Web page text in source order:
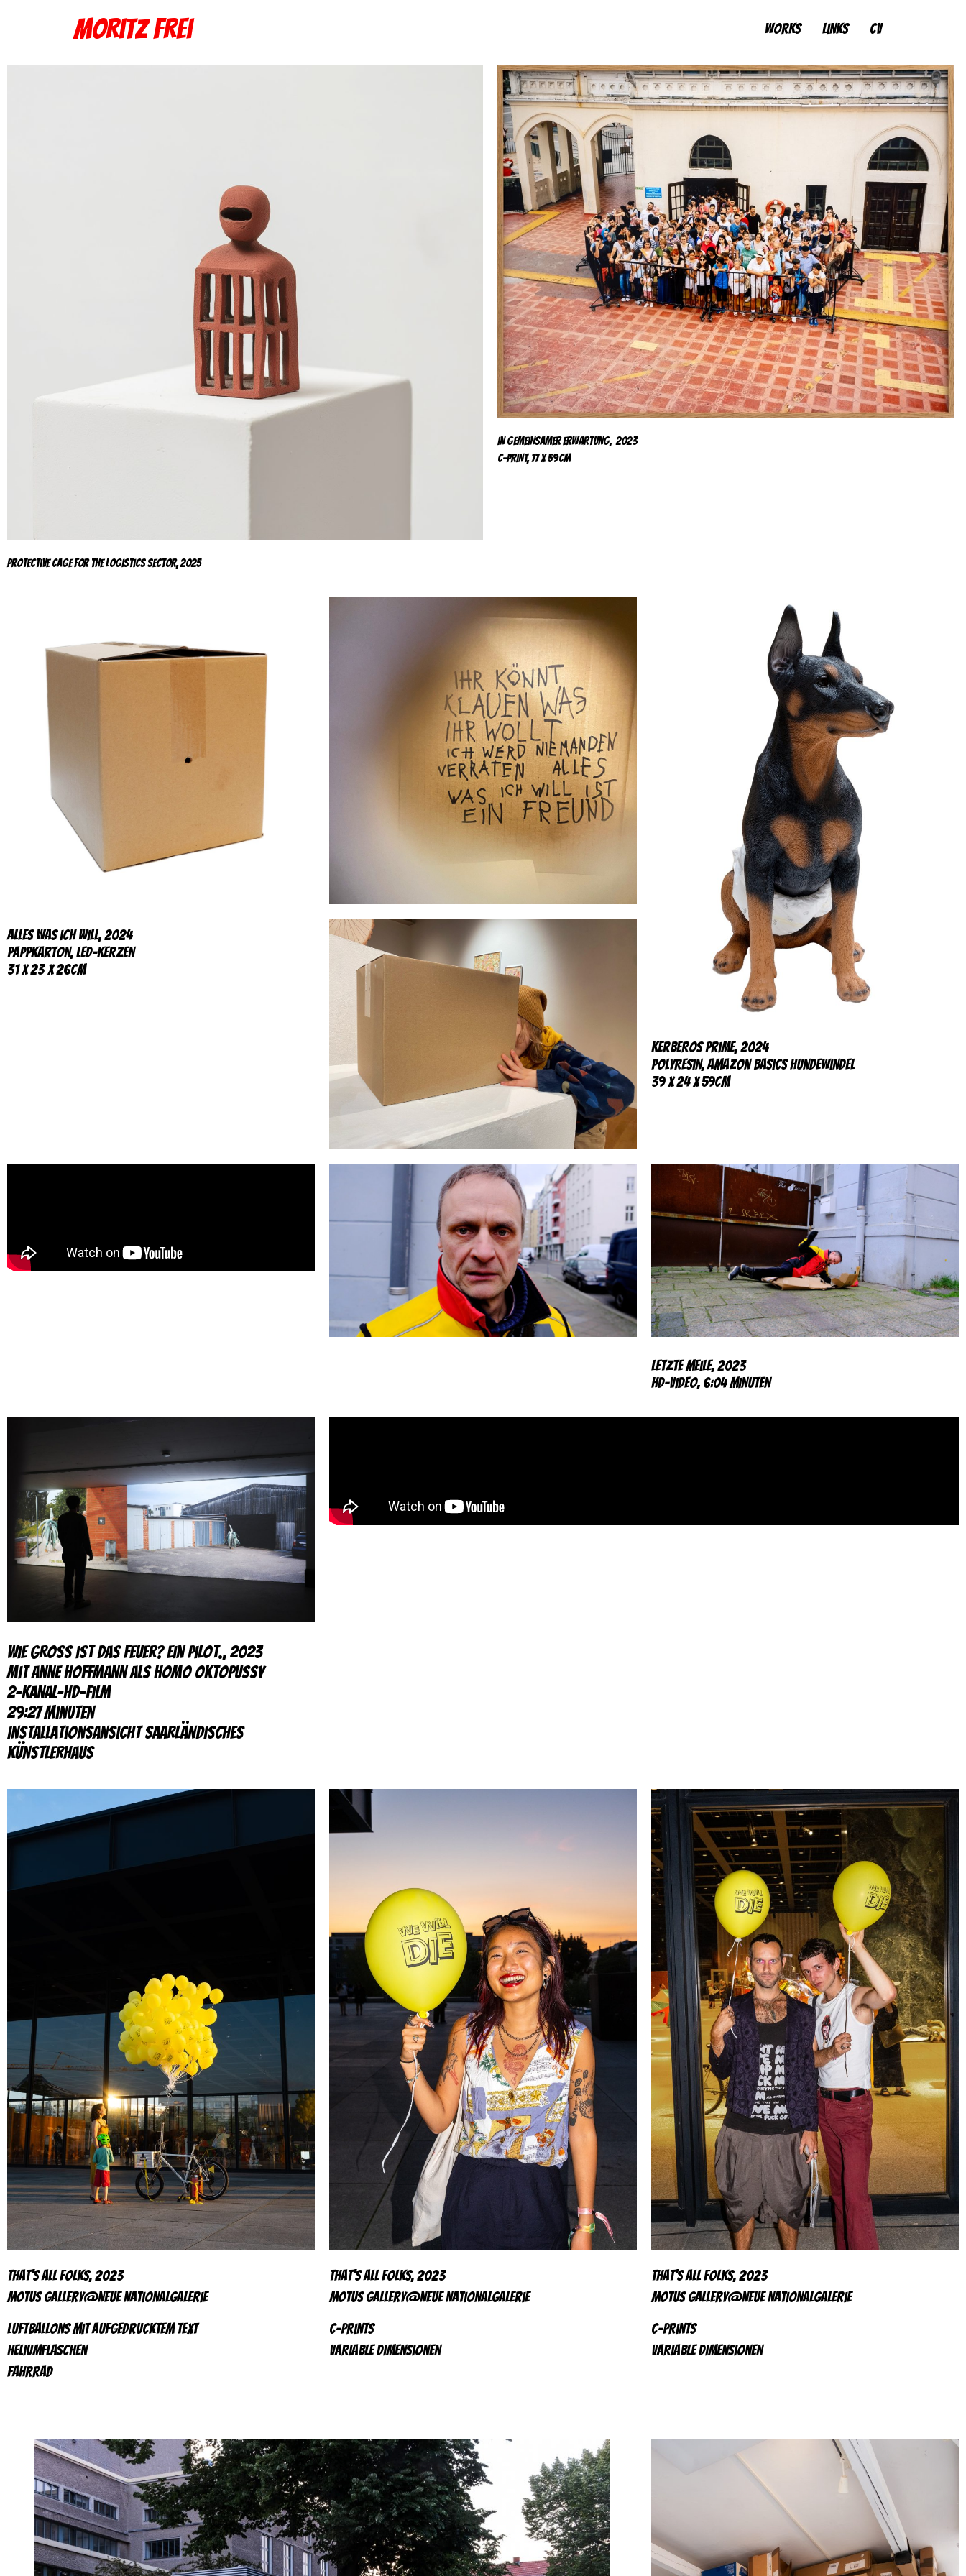
Moritz Frei works links cv
Protective Cage for the Logistics Sector, 2025
IN GEMEINSAMER ERWARTUNG, 2023
C-PRINT, 77 x 59cm
Alles was ich will, 2024
Pappkarton, LED-Kerzen
31 x 23 x 26cm
Kerberos Prime, 2024
Polyresin, Amazon Basics Hundewindel
39 x 24 x 59cm
Letzte Meile, 2023
HD-Video, 6:04 Minuten
wie Gross ist das Feuer? Ein Pilot., 2023
mit Anne Hoffmann als Homo Oktopussy
2-Kanal-HD-Film
29:27 Minuten
Installationsansicht Saarländisches
Künstlerhaus
That’s All Folks, 2023
motus gallery@Neue Nationalgalerie
Luftballons mit aufgedrucktem Text
Heliumflaschen
Fahrrad
That’s All Folks, 2023
motus gallery@Neue Nationalgalerie
c-prints
variable Dimensionen
That’s All Folks, 2023
motus gallery@Neue Nationalgalerie
c-prints
variable Dimensionen